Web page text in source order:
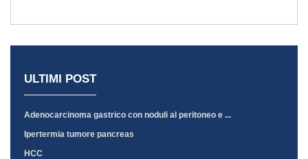
ULTIMI POST
Adenocarcinoma gastrico con noduli al peritoneo e ...
Ipertermia tumore pancreas
HCC